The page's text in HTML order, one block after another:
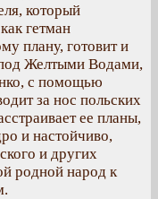
который
гетман
плану, готовит и
Желтыми Водами,
с помощью
за нос польских
ее планы,
и настойчиво,
и других
родной народ к